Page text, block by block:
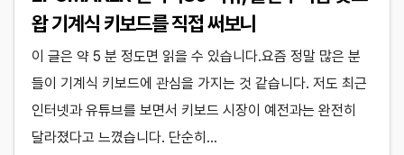
왑 기계식 키보드를 직접 써보니
이 글은 약 5 분 정도면 읽을 수 있습니다.요즘 정말 많은 분
들이 기계식 키보드에 관심을 가지는 것 같습니다. 저도 최근
인터넷과 유튜브를 보면서 키보드 시장이 예전과는 완전히
달라졌다고 느꼈습니다. 단순히…